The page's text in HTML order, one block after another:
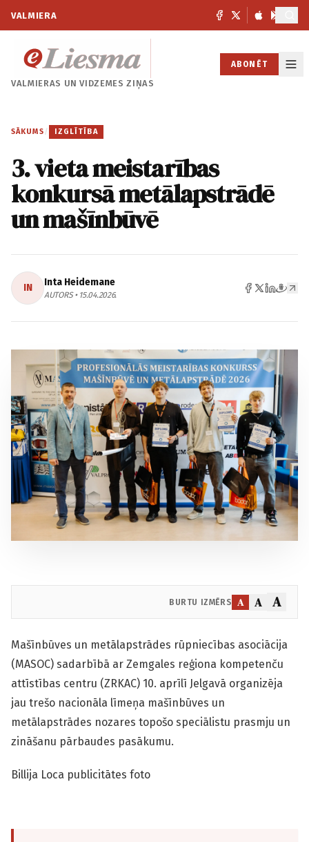
VALMIERA
VALMIERAS UNVIDZEMES ZIŅAS
ABONĒT
SĀKUMS / IZGLĪTĪBA
3. vieta meistarības
konkursā metālapstrādē
un mašīnbūvē
IN Inta Heidemane
AUTORS • 15.04.2026.
BURTU IZMĒRS A A A
Mašīnbūves un metālapstrādes rūpniecības asociācija
(MASOC) sadarbībā ar Zemgales reģiona kompetenču
attīstības centru (ZRKAC) 10. aprīlī Jelgavā organizēja
jau trešo nacionāla līmeņa mašīnbūves un
metālapstrādes nozares topošo speciālistu prasmju un
zināšanu pārbaudes pasākumu.
Billija Loca publicitātes foto